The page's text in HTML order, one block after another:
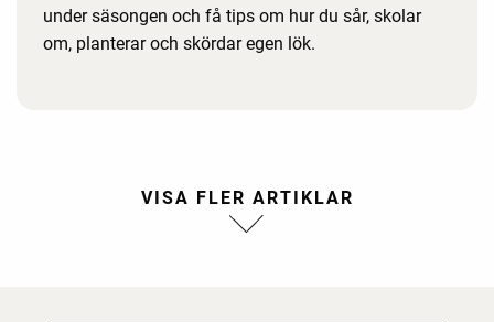
under säsongen och få tips om hur du sår, skolar
om, planterar och skördar egen lök.